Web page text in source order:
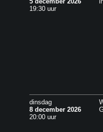
19:30 uur
dinsdag
8 december 2026
20:00 uur